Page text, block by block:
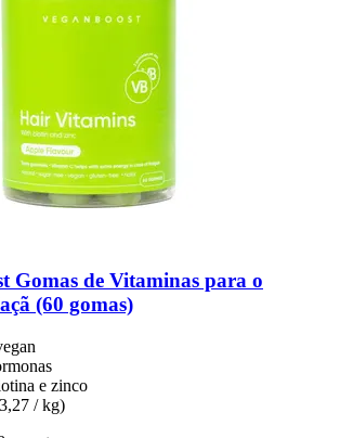
Gomas de Vitaminas para o
(60 gomas)
e zinco
/ kg)